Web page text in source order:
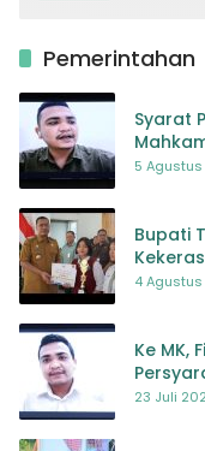
Pemerintahan
Syarat
5 Agustus
Bupati
Dorong
4 Agustus
Ke MK,
23 Juli